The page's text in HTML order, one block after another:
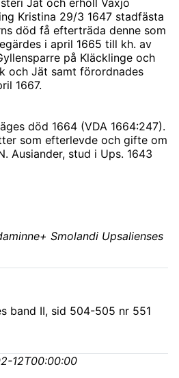
Jät och erhöll Växjö
Kristina 29/3 1647 stadfästa
död få efterträda denne som
i april 1665 till kh. av
på Kläcklinge och
och Jät samt förordnades
1667.
död 1664 (VDA 1664:247).
som efterlevde och gifte om
Ausiander, stud i Ups. 1643
Smolandi Upsalienses
band II, sid 504-505 nr 551
12T00:00:00